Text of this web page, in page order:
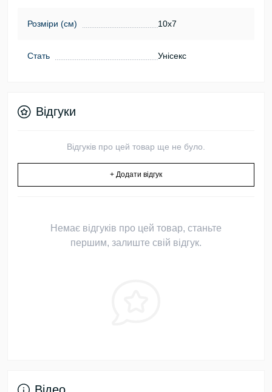
Розміри (см) 10х7
Стать Унісекс
Відгуки
Відгуків про цей товар ще не було.
+ Додати відгук
Немає відгуків про цей товар, станьте
першим, залиште свій відгук.